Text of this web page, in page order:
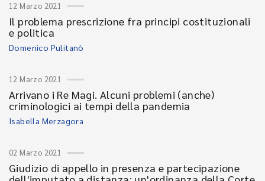
12 Marzo 2021
Il problema prescrizione fra principi costituzionali
e politica
Domenico Pulitanò
12 Marzo 2021
Arrivano i Re Magi. Alcuni problemi (anche)
criminologici ai tempi della pandemia
Isabella Merzagora
02 Marzo 2021
Giudizio di appello in presenza e partecipazione